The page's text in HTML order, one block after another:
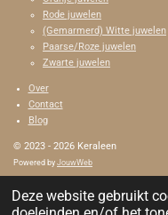
Deze website gebruikt
a
m
p
Rode juwelen
(Gemarmerd) Witte juwelen
Paarse/Roze juwelen
Zwarte juwelen
Over
Contact
Blog
© 2023 - 2026 Keraleen
Powered by JouwWeb